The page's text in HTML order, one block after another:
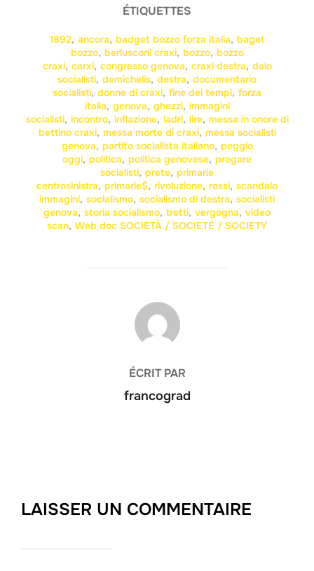
ÉTIQUETTES
1892, ancora, badget bozzo forza italia, baget
bozzo, berlusconi craxi, bozzo, bozzo
craxi, carxi, congresso genova, craxi destra, dalo
socialisti, demichelis, destra, documentario
socialisti, donne di craxi, fine dei tempi, forza
italia, genova, ghezzi, immagini
socialisti, incontro, inflazione, ladri, lire, messa in onore di
bettino craxi, messa morte di craxi, messa socialisti
genova, partito socialista italiano, peggio
oggi, politica, politica genovese, pregare
socialisti, prete, primarie
centrosinistra, primarie$, rivoluzione, rossi, scandalo
immagini, socialismo, socialismo di destra, socialisti
genova, storia socialismo, tretti, vergogna, video
scan, Web doc SOCIETÀ / SOCIETÉ / SOCIETY
AUTEUR DE LA PUBLICATION
ÉCRIT PAR
francograd
LAISSER UN COMMENTAIRE